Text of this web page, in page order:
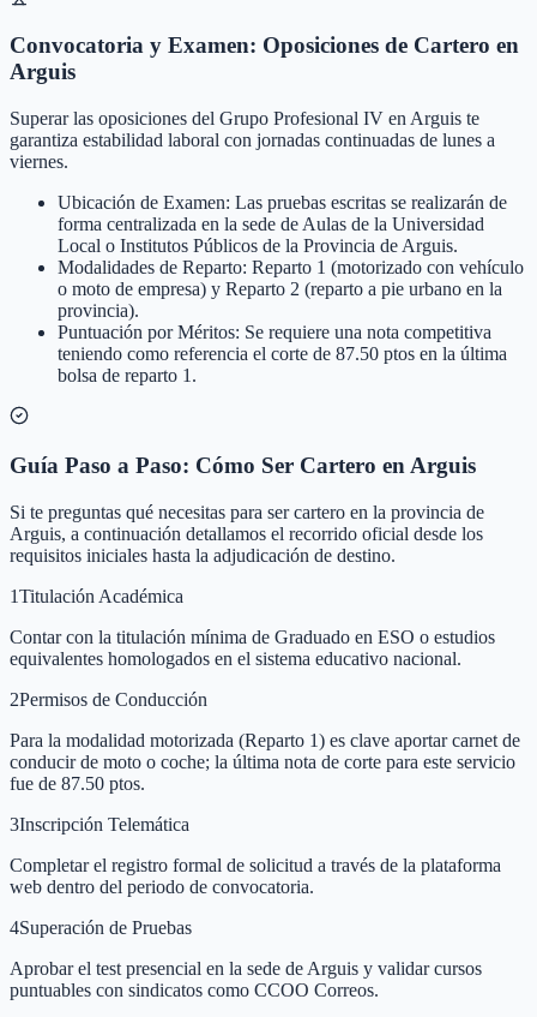
Convocatoria y Examen: Oposiciones de Cartero en
Arguis
Superar las oposiciones del Grupo Profesional IV en Arguis te
garantiza estabilidad laboral con jornadas continuadas de lunes a
viernes.
Ubicación de Examen: Las pruebas escritas se realizarán de
forma centralizada en la sede de Aulas de la Universidad
Local o Institutos Públicos de la Provincia de Arguis.
Modalidades de Reparto: Reparto 1 (motorizado con vehículo
o moto de empresa) y Reparto 2 (reparto a pie urbano en la
provincia).
Puntuación por Méritos: Se requiere una nota competitiva
teniendo como referencia el corte de 87.50 ptos en la última
bolsa de reparto 1.
Guía Paso a Paso: Cómo Ser Cartero en Arguis
Si te preguntas qué necesitas para ser cartero en la provincia de
Arguis, a continuación detallamos el recorrido oficial desde los
requisitos iniciales hasta la adjudicación de destino.
1Titulación Académica
Contar con la titulación mínima de Graduado en ESO o estudios
equivalentes homologados en el sistema educativo nacional.
2Permisos de Conducción
Para la modalidad motorizada (Reparto 1) es clave aportar carnet de
conducir de moto o coche; la última nota de corte para este servicio
fue de 87.50 ptos.
3Inscripción Telemática
Completar el registro formal de solicitud a través de la plataforma
web dentro del periodo de convocatoria.
4Superación de Pruebas
Aprobar el test presencial en la sede de Arguis y validar cursos
puntuables con sindicatos como CCOO Correos.